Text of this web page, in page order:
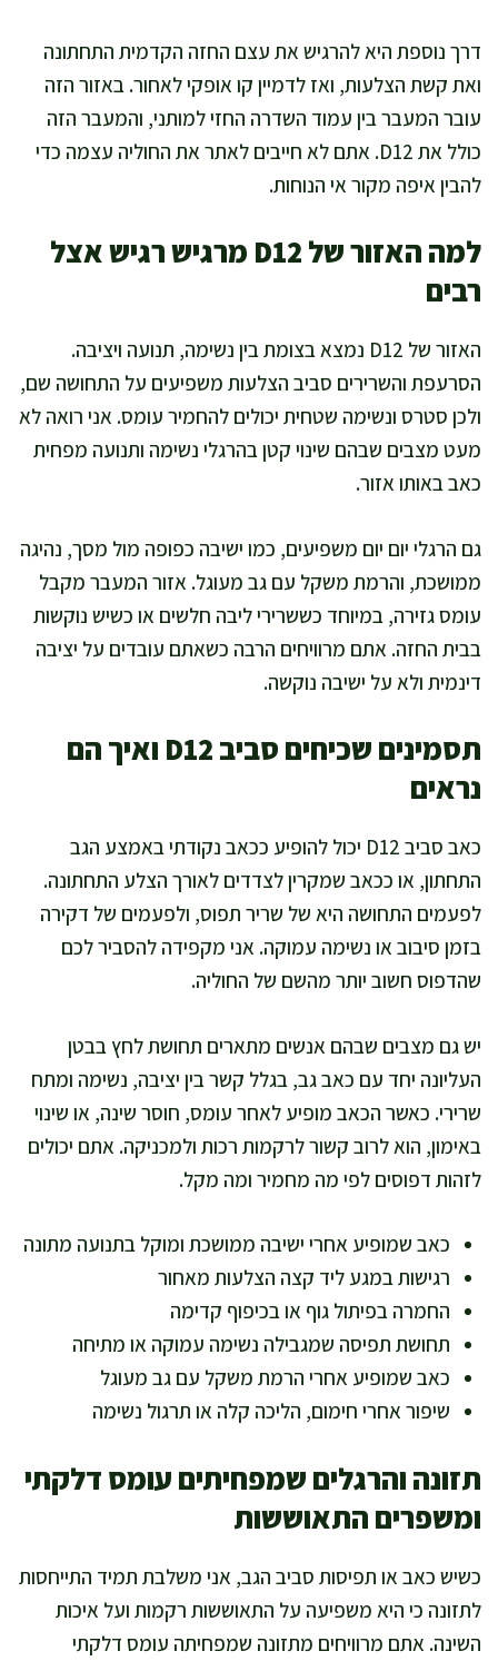
דרך נוספת היא להרגיש את עצם החזה הקדמית התחתונה
ואת קשת הצלעות, ואז לדמיין קו אופקי לאחור. באזור הזה
עובר המעבר בין עמוד השדרה החזי למותני, והמעבר הזה
כולל את D12. אתם לא חייבים לאתר את החוליה עצמה כדי
להבין איפה מקור אי הנוחות.
למה האזור של D12 מרגיש רגיש אצל
רבים
האזור של D12 נמצא בצומת בין נשימה, תנועה ויציבה.
הסרעפת והשרירים סביב הצלעות משפיעים על התחושה שם,
ולכן סטרס ונשימה שטחית יכולים להחמיר עומס. אני רואה לא
מעט מצבים שבהם שינוי קטן בהרגלי נשימה ותנועה מפחית
כאב באותו אזור.
גם הרגלי יום יום משפיעים, כמו ישיבה כפופה מול מסך, נהיגה
ממושכת, והרמת משקל עם גב מעוגל. אזור המעבר מקבל
עומס גזירה, במיוחד כששרירי ליבה חלשים או כשיש נוקשות
בבית החזה. אתם מרוויחים הרבה כשאתם עובדים על יציבה
דינמית ולא על ישיבה נוקשה.
תסמינים שכיחים סביב D12 ואיך הם
נראים
כאב סביב D12 יכול להופיע ככאב נקודתי באמצע הגב
התחתון, או ככאב שמקרין לצדדים לאורך הצלע התחתונה.
לפעמים התחושה היא של שריר תפוס, ולפעמים של דקירה
בזמן סיבוב או נשימה עמוקה. אני מקפידה להסביר לכם
שהדפוס חשוב יותר מהשם של החוליה.
יש גם מצבים שבהם אנשים מתארים תחושת לחץ בבטן
העליונה יחד עם כאב גב, בגלל קשר בין יציבה, נשימה ומתח
שרירי. כאשר הכאב מופיע לאחר עומס, חוסר שינה, או שינוי
באימון, הוא לרוב קשור לרקמות רכות ולמכניקה. אתם יכולים
לזהות דפוסים לפי מה מחמיר ומה מקל.
כאב שמופיע אחרי ישיבה ממושכת ומוקל בתנועה מתונה
רגישות במגע ליד קצה הצלעות מאחור
החמרה בפיתול גוף או בכיפוף קדימה
תחושת תפיסה שמגבילה נשימה עמוקה או מתיחה
כאב שמופיע אחרי הרמת משקל עם גב מעוגל
שיפור אחרי חימום, הליכה קלה או תרגול נשימה
תזונה והרגלים שמפחיתים עומס דלקתי
ומשפרים התאוששות
כשיש כאב או תפיסות סביב הגב, אני משלבת תמיד התייחסות
לתזונה כי היא משפיעה על התאוששות רקמות ועל איכות
השינה. אתם מרוויחים מתזונה שמפחיתה עומס דלקתי